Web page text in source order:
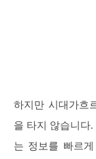
하지만 시대가흐
을 타지 않습니다
는 정보를 빠르